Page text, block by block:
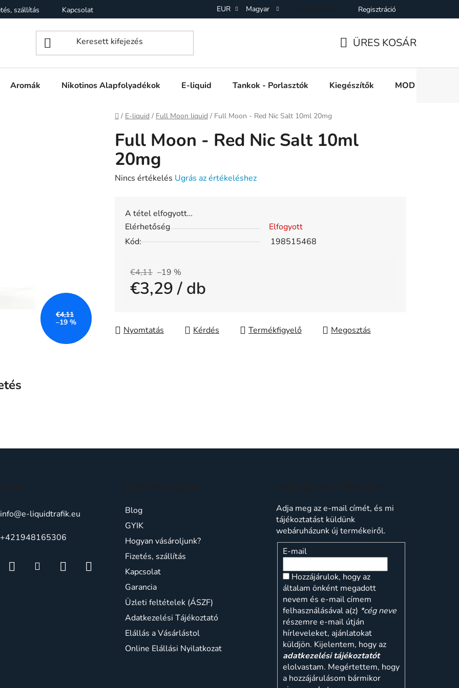
szállítás Kapcsolat Üzleti feltételek (ÁSZF) Adatkezelési Tájékoztató Elállás a Vásárlástol
EUR Magyar Regisztráció
ÜRES KOSÁR
Aromák Nikotinos Alapfolyadékok E-liquid Tankok - Porlasztók Kiegészítők MOD e cigi
Kezdőlap
/ E-liquid / Full Moon liquid / Full Moon - Red Nic Salt 10ml 20mg
Full Moon - Red Nic Salt 10ml
20mg
A
értékelése
ből
csillag.
Nincs értékelés Ugrás az értékeléshez
A tétel elfogyott…
Elérhetőség
Elfogyott
Kód:
198515468
€4,11 –19 %
€3,29/ db
Nyomtatás Kérdés Megosztás
€4,11
–19 %
info@e-liquidtrafik.eu
+421948165306
Blog
GYIK
Hogyan vásároljunk?
Fizetés, szállítás
Kapcsolat
Garancia
Üzleti feltételek (ÁSZF)
Adatkezelési Tájékoztató
Elállás a Vásárlástol
Online Elállási Nyilatkozat
Adja meg az e-mail címét, és mi
tájékoztatást küldünk
webáruházunk új termékeiről.
E-mail
Hozzájárulok, hogy az
általam önként megadott
nevem és e-mail címem
felhasználásával a(z) *cég neve
részemre e-mail útján
hírleveleket, ajánlatokat
küldjön. Kijelentem, hogy az
adatkezelési tájékoztatót
elolvastam. Megértettem, hogy
a hozzájárulásom bármikor